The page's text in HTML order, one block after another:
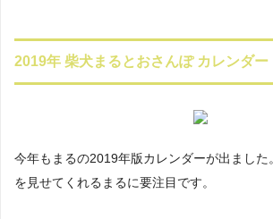
2019年 柴犬まるとおさんぽ カレンダー
今年もまるの2019年版カレンダーが出まし
を見せてくれるまるに要注目です。